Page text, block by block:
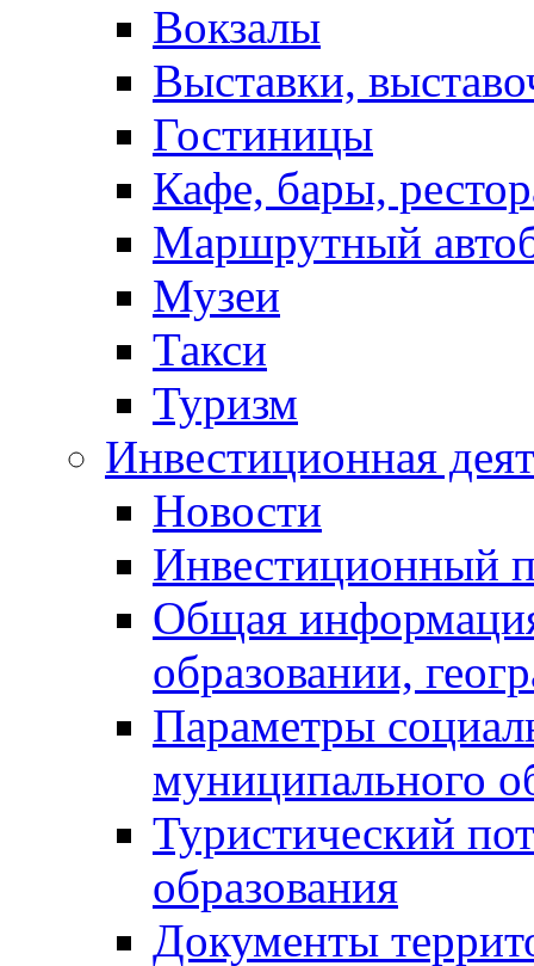
Вокзалы
Выставки,
Гостиницы
Кафе, бары,
Маршрутный
Музеи
Такси
Туризм
Инвестиционная
Новости
Инвестиционный
Общая
образовании,
Параметры
муниципального
Туристический
образования
Документы